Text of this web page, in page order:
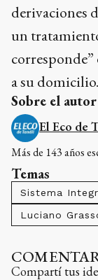
derivaciones
un
a su domicilio.
Sobre el autor
El Eco de
Más de 143 años
Temas
Sistema
Luciano
Compartí tus